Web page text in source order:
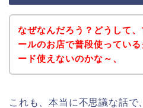
なぜなんだろう？どうして、
ールのお店で普段使ってい
ード使えないのかな～、
これも、本当に不思議な話で